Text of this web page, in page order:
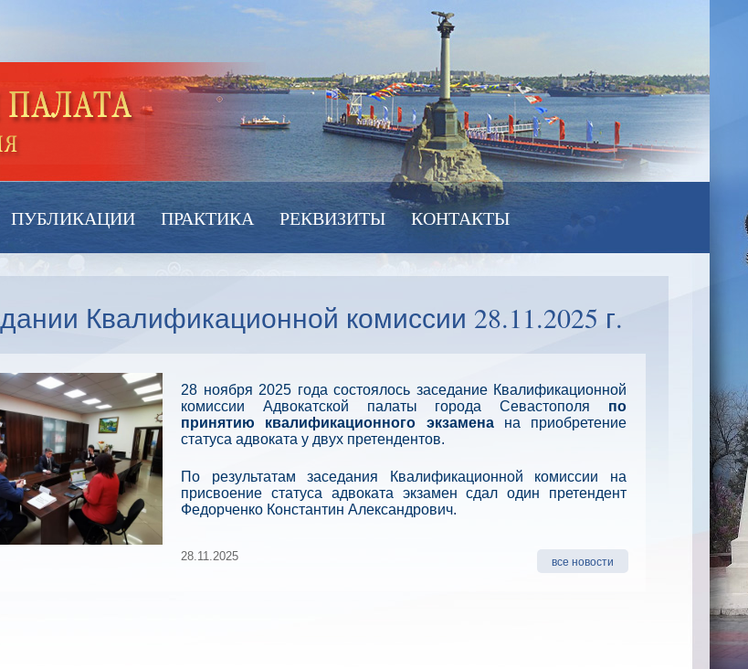
ПУБЛИКАЦИИ ПРАКТИКА РЕКВИЗИТЫ КОНТАКТЫ
Квалификационной комиссии 28.11.2025 г.
28 ноября 2025 года состоялось заседание Квалификационной
комиссии Адвокатской палаты города Севастополя по
принятию квалификационного экзамена на приобретение
статуса адвоката у двух претендентов.
По результатам заседания Квалификационной комиссии на
присвоение статуса адвоката экзамен сдал один претендент
Федорченко Константин Александрович.
все новости
28.11.2025